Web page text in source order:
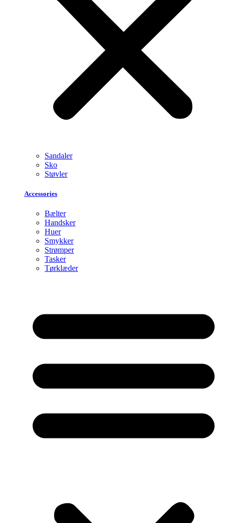
Sandaler
Sko
Støvler
Accessories
Bælter
Handsker
Huer
Smykker
Strømper
Tasker
Tørklæder